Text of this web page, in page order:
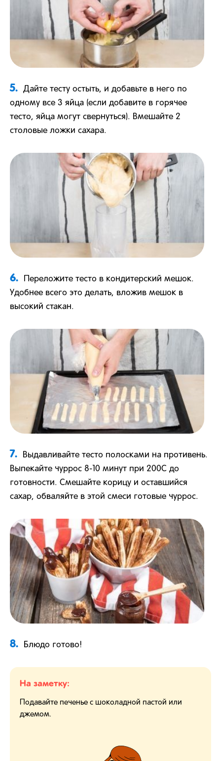
5.
Дайте тесту остыть, и добавьте в него по
одному все 3 яйца (если добавите в горячее
тесто, яйца могут свернуться). Вмешайте 2
столовые ложки сахара.
6.
Переложите тесто в кондитерский мешок.
Удобнее всего это делать, вложив мешок в
высокий стакан.
7.
Выдавливайте тесто полосками на противень.
Выпекайте чуррос 8-10 минут при 200С до
готовности. Смешайте корицу и оставшийся
сахар, обваляйте в этой смеси готовые чуррос.
8. Блюдо готово!
На заметку:
Подавайте печенье с шоколадной пастой или
джемом.